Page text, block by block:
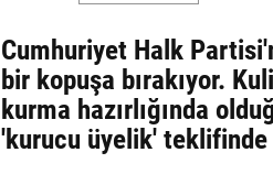
Cumhuriyet Halk
bir kopuşa bırakıyor.
kurma hazırlığında
'kurucu üyelik' teklifinde